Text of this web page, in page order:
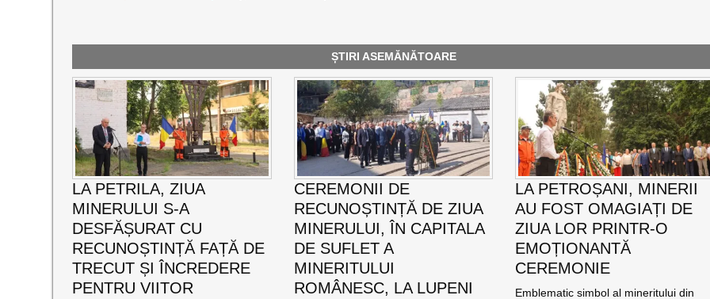
ȘTIRI ASEMĂNĂTOARE
LA PETRILA, ZIUA
MINERULUI S-A
DESFĂȘURAT CU
RECUNOȘTINȚĂ FAȚĂ DE
TRECUT ȘI ÎNCREDERE
PENTRU VIITOR
CEREMONII DE
RECUNOȘTINȚĂ DE ZIUA
MINERULUI, ÎN CAPITALA
DE SUFLET A
MINERITULUI
ROMÂNESC, LA LUPENI
LA PETROȘANI, MINERII
AU FOST OMAGIAȚI DE
ZIUA LOR PRINTR-O
EMOȚIONANTĂ
CEREMONIE
Emblematic simbol al mineritului din